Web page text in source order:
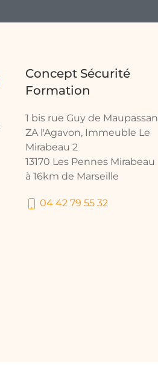
Concept Sécurité
Formation
1 bis rue Guy de
ZA l'Agavon, Immeuble Le
Mirabeau 2
13170 Les Pennes Mirabeau
à 16km de Marseille
04 42 79 55 32